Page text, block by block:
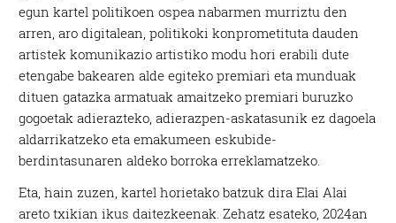
egun kartel politikoen ospea nabarmen murriztu den
arren, aro digitalean, politikoki konprometituta dauden
artistek komunikazio artistiko modu hori erabili dute
etengabe bakearen alde egiteko premiari eta munduak
dituen gatazka armatuak amaitzeko premiari buruzko
gogoetak adierazteko, adierazpen-askatasunik ez dagoela
aldarrikatzeko eta emakumeen eskubide-
berdintasunaren aldeko borroka erreklamatzeko.
Eta, hain zuzen, kartel horietako batzuk dira Elai Alai
areto txikian ikus daitezkeenak. Zehatz esateko, 2024an